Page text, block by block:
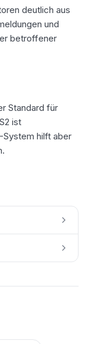
deutlich aus
und
betroffener
Standard für
ist
System hilft aber